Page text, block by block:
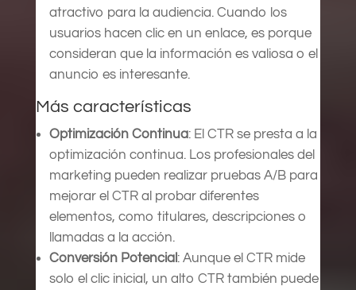
atractivo para la audiencia. Cuando los
usuarios hacen clic en un enlace, es porque
consideran que la información es valiosa o el
anuncio es interesante.
Más características
Optimización Continua: El CTR se presta a la
optimización continua. Los profesionales del
marketing pueden realizar pruebas A/B para
mejorar el CTR al probar diferentes
elementos, como titulares, descripciones o
llamadas a la acción.
Conversión Potencial : Aunque el CTR mide
solo el clic inicial, un alto CTR también puede